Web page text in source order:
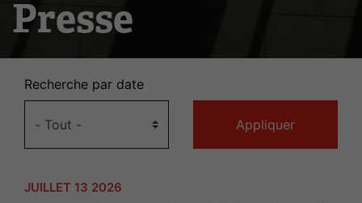
Presse
Recherche par date
JUILLET 13 2026